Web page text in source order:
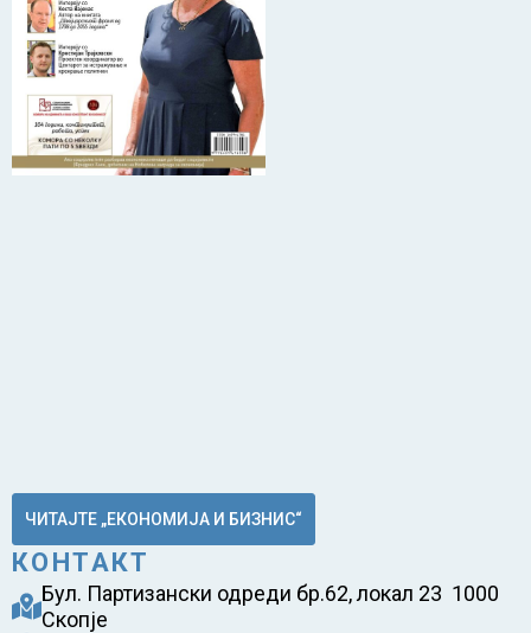
ЧИТАЈТЕ „ЕКОНОМИЈА И БИЗНИС“
КОНТАКТ
Бул. Партизански одреди бр.62, локал 23 1000
Скопје